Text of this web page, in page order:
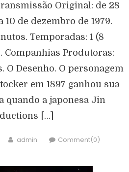
Original: de 28
10 de dezembro de 1979.
Temporadas: 1 (8
Companhias Produtoras:
O Desenho. O personagem
em 1897 ganhou sua
quando a japonesa Jin
[…]
admin Comment(0)